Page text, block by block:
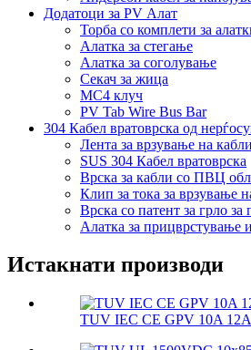
Додатоци за PV Алат
Торба со комплети за
Алатка за стегање
Алатка за соголување
Секач за жица
MC4 клуч
PV Tab Wire Bus Bar
304 Кабел вратоврска од
Лента за врзување на кабли
SUS 304 Кабел вратоврска
Врска за кабли со ПВЦ
Клип за тока за врзување
Врска со патент за грло за
Алатка за прицврстување
Истакнати производи
TUV IEC CE GPV 10A